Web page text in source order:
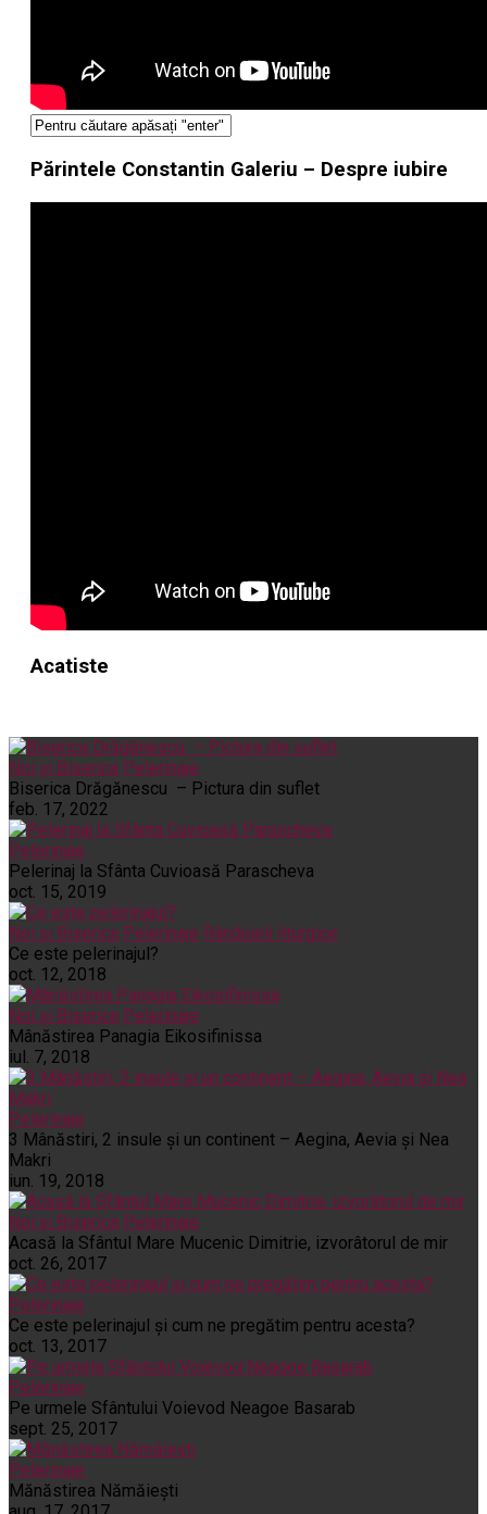
Părintele Constantin Galeriu – Despre iubire
Acatiste
Noi și Biserica Pelerinaje
Biserica Drăgănescu – Pictura din suflet
feb. 17, 2022
Pelerinaje
Pelerinaj la Sfânta Cuvioasă Parascheva
oct. 15, 2019
Noi și Biserica Pelerinaje Rânduieli liturgice
Ce este pelerinajul?
oct. 12, 2018
Noi și Biserica Pelerinaje
Mânăstirea Panagia Eikosifinissa
iul. 7, 2018
Pelerinaje
3 Mânăstiri, 2 insule și un continent – Aegina, Aevia și Nea
Makri
iun. 19, 2018
Noi și Biserica Pelerinaje
Acasă la Sfântul Mare Mucenic Dimitrie, izvorâtorul de mir
oct. 26, 2017
Pelerinaje
Ce este pelerinajul şi cum ne pregătim pentru acesta?
oct. 13, 2017
Pelerinaje
Pe urmele Sfântului Voievod Neagoe Basarab
sept. 25, 2017
Pelerinaje
Mănăstirea Nămăiești